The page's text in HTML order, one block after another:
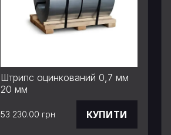
Штрипс оцинкований 0,7 мм
20 мм
53 230.00 грн КУПИТИ